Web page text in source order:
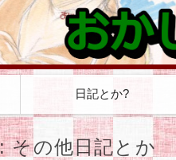
日記とか?
観察日記
ラノベやコミックの感想等
ゲームのプレイ日記や感想等
オカンと乳がん
気になったもの
ぽっちゃりファッション
お知らせ
:その他日記とか